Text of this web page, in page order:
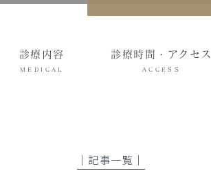
診療内容
MEDICAL
診療時間・アクセス
ACCESS
│記事一覧│